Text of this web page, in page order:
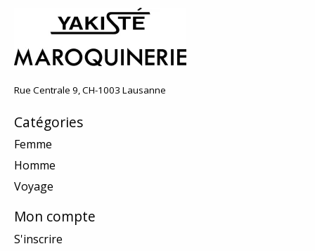
Rue Centrale 9, CH-1003 Lausanne
Catégories
Femme
Homme
Voyage
Mon compte
S'inscrire